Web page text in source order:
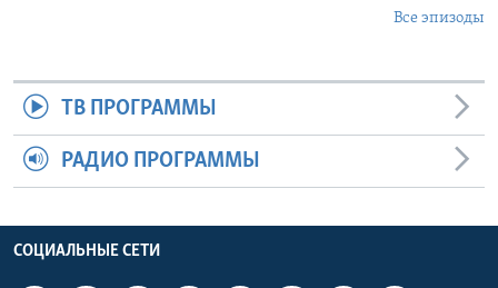
Все эпизоды
ТВ ПРОГРАММЫ
РАДИО ПРОГРАММЫ
СОЦИАЛЬНЫЕ СЕТИ